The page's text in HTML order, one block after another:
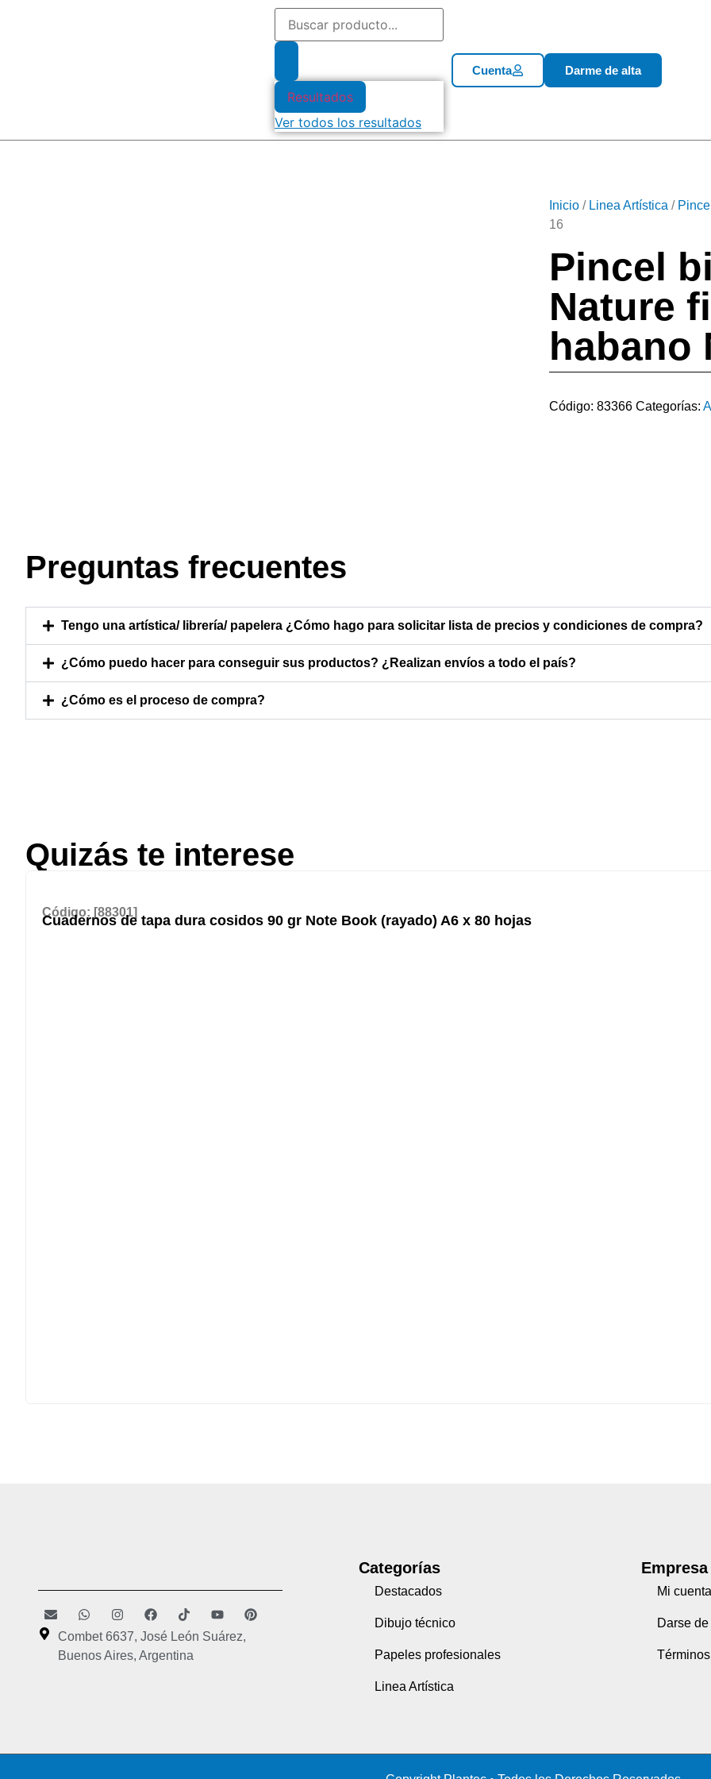
Resultados
Ver todos los resultados
Cuenta Darme de alta
Inicio / Linea Artística /
16
Pincel
Nature
habano
Código: 83366 Categorías:
Preguntas frecuentes
Tengo una artística/ librería/ papelera ¿Cómo hago para solicitar lista de precios y condiciones de compra?
¿Cómo puedo hacer para conseguir sus productos? ¿Realizan envíos a todo el país?
¿Cómo es el proceso de compra?
Quizás te interese
Código: [88301]
Cuadernos de tapa dura cosidos 90 gr Note Book (rayado) A6 x 80 hojas
Combet 6637, José León Suárez,
Buenos Aires, Argentina
Categorías
Destacados
Dibujo técnico
Papeles profesionales
Linea Artística
Empresa
Mi
Darse